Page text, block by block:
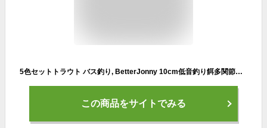
5色セットトラウト バス釣り, BetterJonny 10cm低音釣り餌多関節フローティングミノー ルアーシーバス ルアー遠投バス釣り ルアー淡水塩水スズキマススズキパイク男子
この商品をサイトでみる